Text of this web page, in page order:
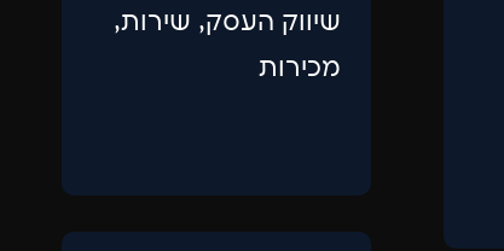
שיווק העסק, שירות,
מכירות